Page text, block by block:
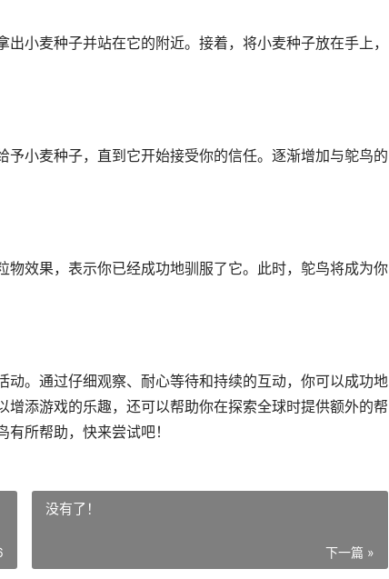
小麦种子并站在它的附近。接着，将小麦种子放在手上，
小麦种子，直到它开始接受你的信任。逐渐增加与鸵鸟的
效果，表示你已经成功地驯服了它。此时，鸵鸟将成为你
。通过仔细观察、耐心等待和持续的互动，你可以成功地
添游戏的乐趣，还可以帮助你在探索全球时提供额外的帮
所帮助，快来尝试吧！
没有了！
下一篇 »